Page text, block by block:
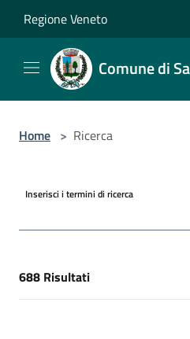
Regione Veneto
Comune di
Home > Ricerca
Inserisci i termini di ricerca
[results]
688 Risultati